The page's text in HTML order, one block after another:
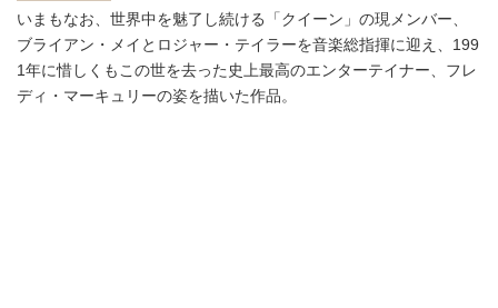
いまもなお、世界中を魅了し続ける「クイーン」の現メンバー、
ブライアン・メイとロジャー・テイラーを音楽総指揮に迎え、199
1年に惜しくもこの世を去った史上最高のエンターテイナー、フレ
ディ・マーキュリーの姿を描いた作品。